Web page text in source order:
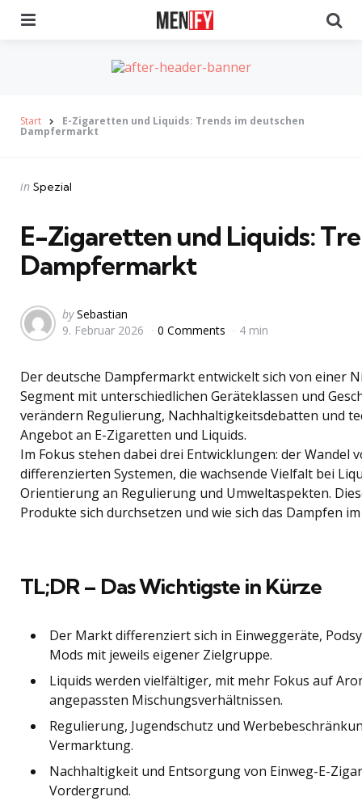
Start E-Zigaretten und Liquids: Trends im deutschen
Dampfermarkt
Categories
Posted
in Spezial
E-Zigaretten und Liquids:
Dampfermarkt
Posted
by
by Sebastian
9. Februar 2026
0 Comments 4 min
Der deutsche Dampfermarkt entwickelt sich von einer
Segment mit unterschiedlichen Geräteklassen und
verändern Regulierung, Nachhaltigkeitsdebatten und
Angebot an E-Zigaretten und Liquids.
Im Fokus stehen dabei drei Entwicklungen: der Wandel
differenzierten Systemen, die wachsende Vielfalt bei
Orientierung an Regulierung und Umweltaspekten.
Produkte sich durchsetzen und wie sich das Dampfen
TL;DR – Das Wichtigste in Kürze
Der Markt differenziert sich in Einweggeräte,
Mods mit jeweils eigener Zielgruppe.
Liquids werden vielfältiger, mit mehr Fokus auf
angepassten Mischungsverhältnissen.
Regulierung, Jugendschutz und
Vermarktung.
Nachhaltigkeit und Entsorgung von Einweg-E-
Vordergrund.